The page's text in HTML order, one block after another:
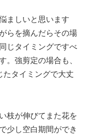
ましいと思います
らを摘んだらその場
じタイミングですべ
。強剪定の場合も、
たタイミングで大丈
枝が伸びてまた花を
少し空白期間ができ